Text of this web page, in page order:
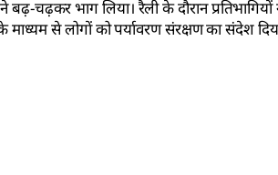
बढ़-चढ़कर भाग लिया। रैली के दौरान
माध्यम से लोगों को पर्यावरण संरक्षण का संदेश